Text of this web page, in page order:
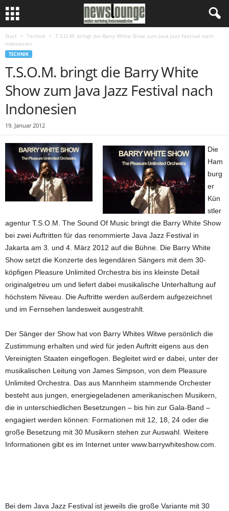
Start Technik
T.S.O.M. bringt die Barry White Show zum Java Jazz Festival nach
Indonesien
TECHNIK
T.S.O.M. bringt die Barry White
Show zum Java Jazz Festival nach
Indonesien
19. Januar 2012
Die
Ham
burg
er
Kün
stler
agentur T.S.O.M. The Sound Of Music bringt die Barry White Show
bei zwei Auftritten für das renommierte Java Jazz Festival in
Jakarta am 3. und 4. März 2012 auf die Bühne. Die Barry White
Show setzt die Konzerte des legendären Sängers mit dem 30-
köpfigen Pleasure Unlimited Orchestra bis ins kleinste Detail
originalgetreu um und liefert dabei musikalische Unterhaltung auf
höchstem Niveau. Die Auftritte werden außerdem aufgezeichnet
und im Fernsehen landesweit ausgestrahlt.
Der Sänger der Show hat von Barry Whites Witwe persönlich die
Zustimmung erhalten und wird für jeden Auftritt eigens aus den
Vereinigten Staaten eingeflogen. Begleitet wird er dabei, unter der
musikalischen Leitung von James Simpson, von dem Pleasure
Unlimited Orchestra. Das aus Mannheim stammende Orchester
besteht aus jungen, energiegeladenen amerikanischen Musikern,
die in unterschiedlichen Besetzungen – bis hin zur Gala-Band –
engagiert werden können: Formationen mit 12, 18, 24 oder die
große Besetzung mit 30 Musikern stehen zur Auswahl. Weitere
Informationen gibt es im Internet unter www.barrywhiteshow.com.
Bei dem Java Jazz Festival ist jeweils die große Variante mit 30